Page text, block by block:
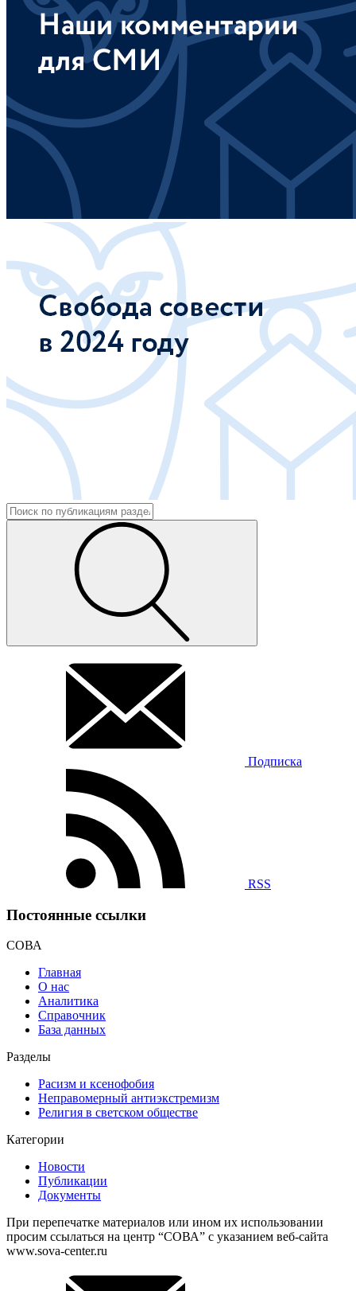
Подписка
RSS
Постоянные ссылки
СОВА
Главная
О нас
Аналитика
Справочник
База данных
Разделы
Расизм и ксенофобия
Неправомерный антиэкстремизм
Религия в светском обществе
Категории
Новости
Публикации
Документы
При перепечатке материалов или ином их использовании
просим ссылаться на центр “СОВА” с указанием веб-сайта
www.sova-center.ru